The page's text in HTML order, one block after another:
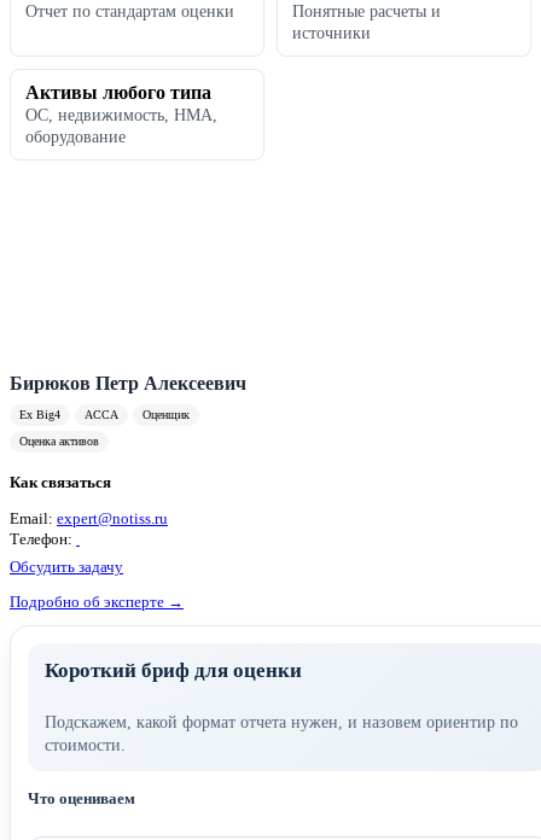
Отчет по стандартам оценки
Понятные расчеты и
источники
Активы любого типа
ОС, недвижимость, НМА,
оборудование
Бирюков Петр Алексеевич
Ex Big4 ACCA
Оценщик
Оценка активов
Как связаться
Email: expert@notiss.ru
Телефон:
Обсудить задачу
Подробно об эксперте →
Короткий бриф для оценки
Подскажем, какой формат отчета нужен, и назовем ориентир по
стоимости.
Что оцениваем